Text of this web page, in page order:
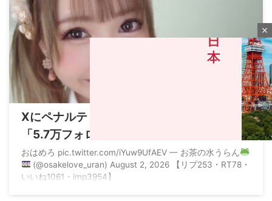
2026/8/3
Xにペナルティを受けている女性演者さん
「5.7万フォロワー・リプ253・RT78・い
いね1061・imp3954」という意味不明な数
値を叩き出す
おはめろ pic.twitter.com/iYuw9UfAEV — お茶の水うらん
(@osakelove_uran) August 2, 2026 【リプ253・RT78・
いいね1061・imp3954】
close